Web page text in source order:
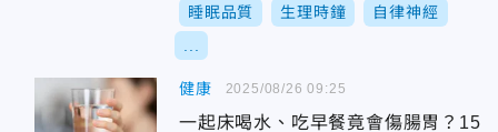
睡眠品質 生理時鐘 自律神經
健康
一起床喝水、吃早餐竟會傷腸胃？15
2025/08/26 09:25